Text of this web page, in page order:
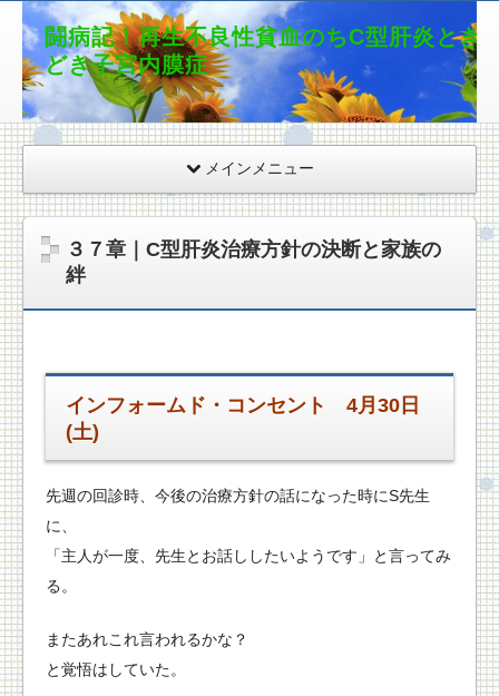
闘病記！再生不良性貧血のちC型肝炎とき
どき子宮内膜症
メインメニュー
３７章｜C型肝炎治療方針の決断と家族の
絆
インフォームド・コンセント 4月30日
(土)
先週の回診時、今後の治療方針の話になった時にS先生
に、
「主人が一度、先生とお話ししたいようです」と言ってみ
る。
またあれこれ言われるかな？
と覚悟はしていた。